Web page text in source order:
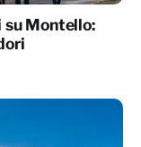
su Montello: